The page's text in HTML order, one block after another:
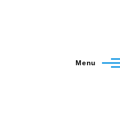
Menu